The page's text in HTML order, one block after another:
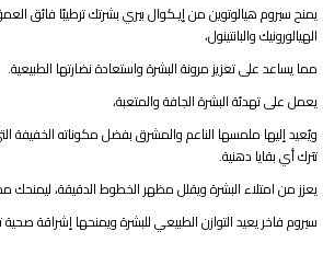
يمنح سيروم هيالوتوين من إيـكوال بيري بشرتك ترطيبًا فائق
الهيالورونيك والبانتينول،
مما يساعد على تعزيز مرونة البشرة واستعادة نضارتها الطبيعية.
يعمل على تهدئة البشرة الجافة والمتعبة،
ويُعيد إليها ملمسها الناعم والمشرق بفضل مكوناته الخفيفة
تترك أي بقايا دهنية.
يعزز من امتلاء البشرة ويقلل مظهر الخطوط الدقيقة، ليمنحك
سيروم فاخر يعيد التوازن الطبيعي للبشرة ويمنحها إشراقة